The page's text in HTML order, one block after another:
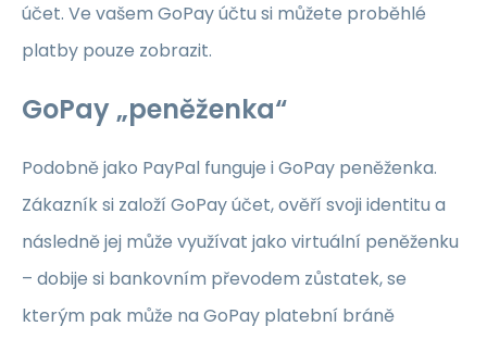
účet. Ve vašem GoPay účtu si můžete proběhlé
platby pouze zobrazit.
GoPay „peněženka“
Podobně jako PayPal funguje i GoPay peněženka.
Zákazník si založí GoPay účet, ověří svoji identitu a
následně jej může využívat jako virtuální peněženku
– dobije si bankovním převodem zůstatek, se
kterým pak může na GoPay platební bráně